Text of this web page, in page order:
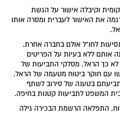
וקיבלה אישור על הגשת
את האישור לעברית ומסרה אותו
לחו"ל אולם בחברה אחרת.
אותם ללא בעיות על הפריטים
לא כך הראל. מסלקי התביעות של
עם חוקר ביטוח מטעמה של הראל.
בטענה של סירוב לשתף
המשפט לתביעות קטנות בחיפה.
התפלאה הרשמת הבכירה גילה